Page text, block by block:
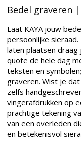
Bedel graveren |
Laat KAYA jouw
persoonlijke
laten plaatsen draag
quote de hele dag
teksten en
graveren. Wist je
zelfs
vingerafdrukken op
prachtige tekening
van een overleden
en betekenisvol